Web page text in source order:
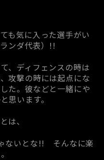
も気に入った選手がい
ンダ代表）!!
、ディフェンスの時は
攻撃の時には起点にな
た。彼などと一緒にや
思います。
は、
ないとな!! そんなに楽